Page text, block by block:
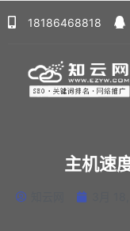
18186468818
主机速